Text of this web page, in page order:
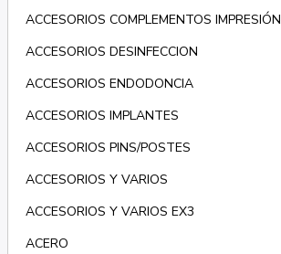
ACCESORIOS COMPLEMENTOS IMPRESIÓN
ACCESORIOS DESINFECCION
ACCESORIOS ENDODONCIA
ACCESORIOS IMPLANTES
ACCESORIOS PINS/POSTES
ACCESORIOS Y VARIOS
ACCESORIOS Y VARIOS EX3
ACERO